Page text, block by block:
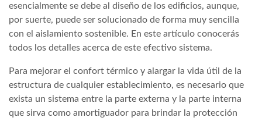
esencialmente se debe al diseño de los edificios, aunque,
por suerte, puede ser solucionado de forma muy sencilla
con el aislamiento sostenible. En este artículo conocerás
todos los detalles acerca de este efectivo sistema.
Para mejorar el confort térmico y alargar la vida útil de la
estructura de cualquier establecimiento, es necesario que
exista un sistema entre la parte externa y la parte interna
que sirva como amortiguador para brindar la protección